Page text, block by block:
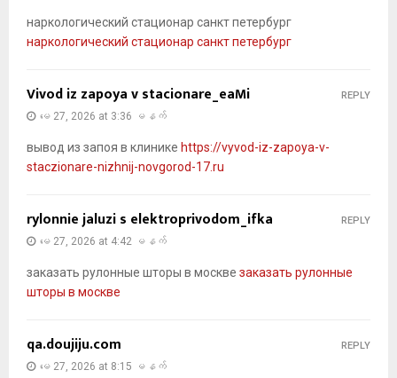
наркологический стационар санкт петербург
наркологический стационар санкт петербург
Vivod iz zapoya v stacionare_eaMi
မေ 27, 2026 at 3:36 မနက်
вывод из запоя в клинике https://vyvod-iz-zapoya-v-
staczionare-nizhnij-novgorod-17.ru
REPLY
rylonnie jaluzi s elektroprivodom_ifka
မေ 27, 2026 at 4:42 မနက်
заказать рулонные шторы в москве заказать рулонные
шторы в москве
REPLY
qa.doujiju.com
မေ 27, 2026 at 8:15 မနက်
REPLY